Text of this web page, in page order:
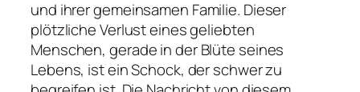
und ihrer gemeinsamen Familie. Dieser
plötzliche Verlust eines geliebten
Menschen, gerade in der Blüte seines
Lebens, ist ein Schock, der schwer zu